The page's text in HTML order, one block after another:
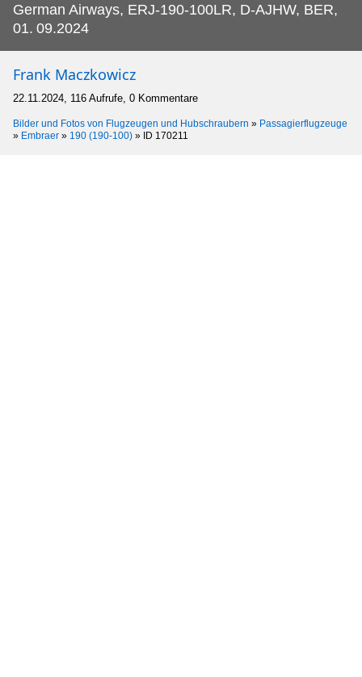
German Airways, ERJ-190-100LR, D-AJHW, BER,
01. 09.2024
Frank Maczkowicz
22.11.2024, 116 Aufrufe, 0 Kommentare
Bilder und Fotos von Flugzeugen und Hubschraubern » Passagierflugzeuge
» Embraer » 190 (190-100) » ID 170211